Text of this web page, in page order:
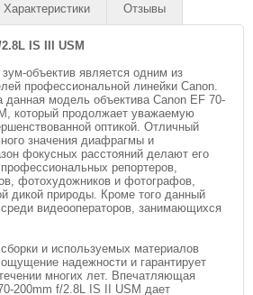
Характеристики Отзывы
IS III USM
объектив является одним из
профессиональной линейки Canon.
модель объектива Canon EF 70-
который продолжает уважаемую
оптикой. Отличный
значения диафрагмы и
фокусных расстояний делают его
репортеров,
фотохудожников и фотографов,
дикой природы. Кроме того данный
видеооператоров, занимающихся
и используемых материалов
надежности и гарантирует
многих лет. Впечатляющая
200mm f/2.8L IS II USM дает